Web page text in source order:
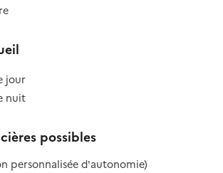
disponible
jour
: non disponible
nuit
: non disponible
possibles
personnalisée d'autonomie)